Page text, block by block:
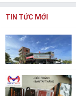
TIN TỨC MỚI